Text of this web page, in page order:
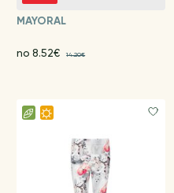
MAYORAL
no 8.52€ 14.20€